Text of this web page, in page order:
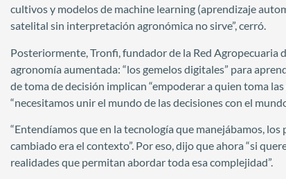
cultivos y modelos de machine learning (aprendizaje
satelital sin interpretación agronómica no sirve”, cerró.
Posteriormente, Tronfi, fundador de la Red Agropecuaria
agronomía aumentada: “los gemelos digitales” para
de toma de decisión implican “empoderar a quien toma
“necesitamos unir el mundo de las decisiones con el
“Entendíamos que en la tecnología que manejábamos,
cambiado era el contexto”. Por eso, dijo que ahora “si
realidades que permitan abordar toda esa complejidad”.